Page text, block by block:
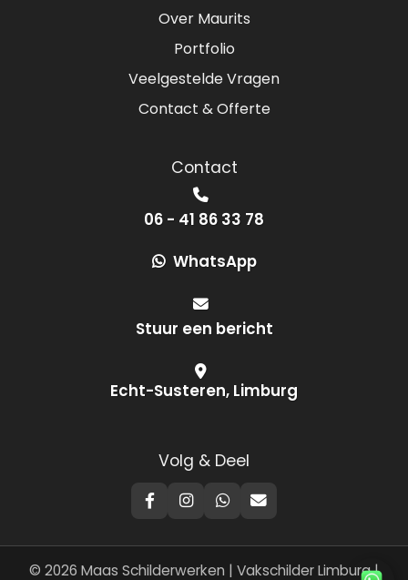
Over Maurits
Portfolio
Veelgestelde Vragen
Contact & Offerte
Contact
06 - 41 86 33 78
WhatsApp
Stuur een bericht
Echt-Susteren, Limburg
Volg & Deel
© 2026 Maas Schilderwerken | Vakschilder Limburg |